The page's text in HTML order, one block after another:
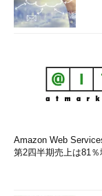
やGIF、JPEGなどのフ
なおSnipping Tool
を押せばよい。
ウィンドウなどが
してキャンセルし
いてからSnipping
これが基本的な
Amazon Web
第2四半期売上は81％